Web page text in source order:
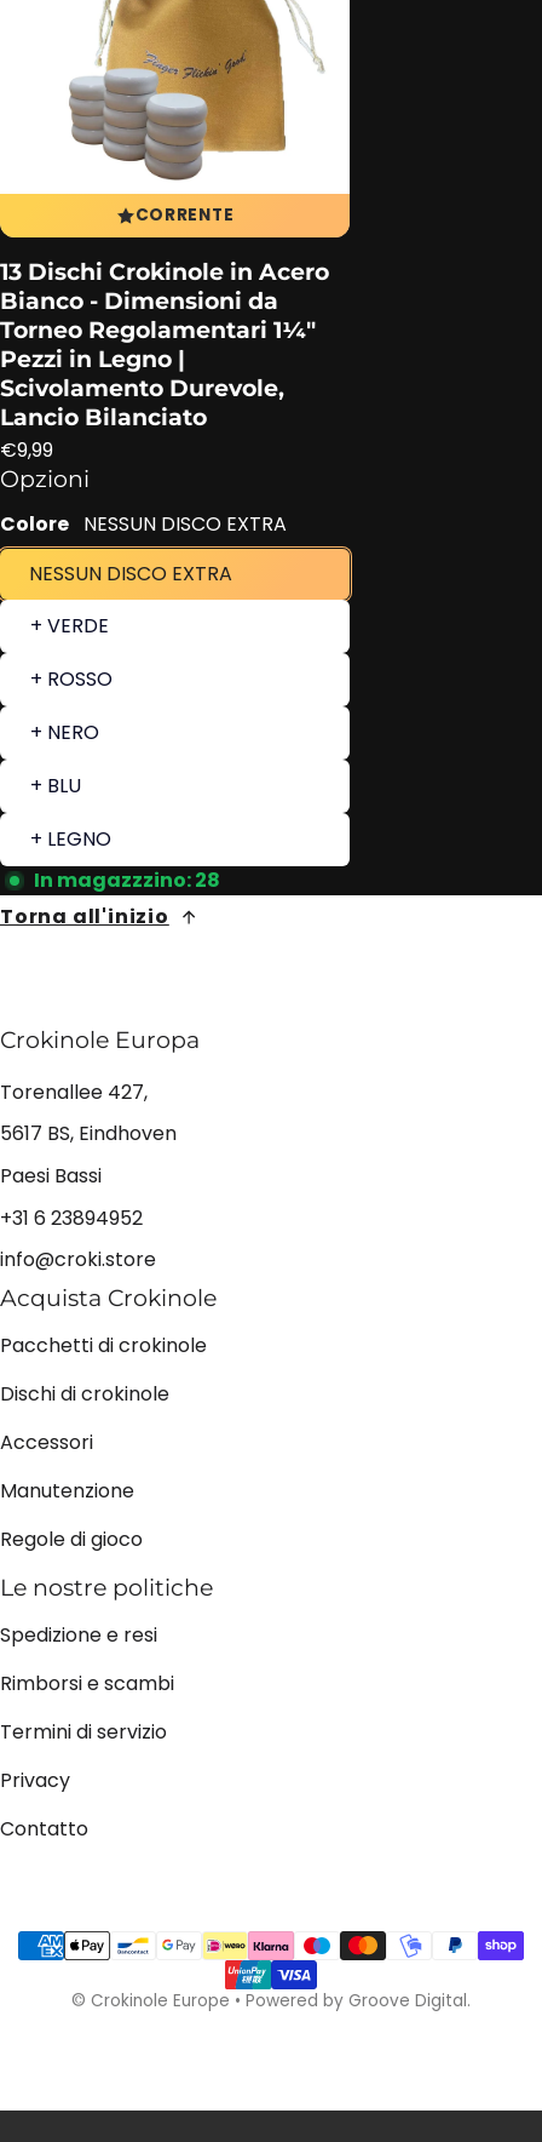
CORRENTE
13 Dischi Crokinole in Acero
Bianco ‑ Dimensioni da
Torneo Regolamentari 1¼″
Pezzi in Legno |
Scivolamento Durevole,
Lancio Bilanciato
Prezzo regolare
€9,99
Opzioni
Colore NESSUN DISCO EXTRA
NESSUN DISCO EXTRA
+ VERDE
+ ROSSO
+ NERO
+ BLU
+ LEGNO
In magazzzino: 28
Torna all'inizio
Crokinole Europa
Torenallee 427,
5617 BS, Eindhoven
Paesi Bassi
+31 6 23894952
info@croki.store
Acquista Crokinole
Pacchetti di crokinole
Dischi di crokinole
Accessori
Manutenzione
Regole di gioco
Le nostre politiche
Spedizione e resi
Rimborsi e scambi
Termini di servizio
Privacy
Contatto
Metodi di pagamento
© Crokinole Europe • Powered by Groove Digital.